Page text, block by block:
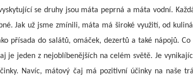
se druhy jsou máta peprná a máta vodní.
Jak už jsme zmínili, máta má široké využití, od
přísada do salátů, omáček, dezertů a také nápojů.
je jeden z nejoblíbenějších na celém světě. Je
Navíc, mátový čaj má pozitivní účinky na naše